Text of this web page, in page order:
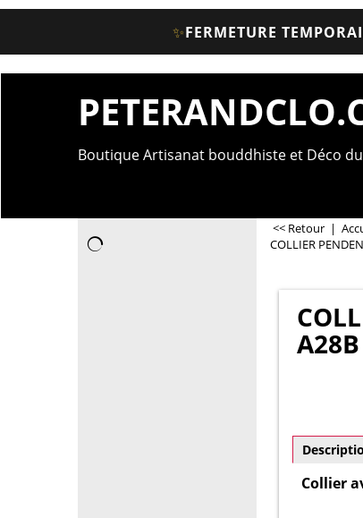
✨FERMETURE
Boutique Artisanat bouddhiste et Déco
<< Retour |
COLLIER
A28B
Collier